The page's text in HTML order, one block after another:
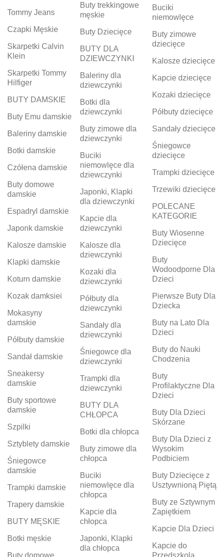
Tommy Jeans
Czapki Męskie
Skarpetki Calvin
Klein
Skarpetki Tommy
Hilfiger
BUTY DAMSKIE
Buty Emu damskie
Baleriny damskie
Botki damskie
Czółena damskie
Buty domowe
damskie
Espadryl damskie
Japonk damskie
Kalosze damskie
Klapki damskie
Koturn damskie
Kozak damksiei
Mokasyny
damskie
Półbuty damskie
Sandał damskie
Sneakersy
damskie
Buty sportowe
damskie
Szpilki
Sztyblety damskie
Śniegowce
damskie
Trampki damskie
Trapery damskie
BUTY MĘSKIE
Botki męskie
Buty domowe
Buty trekkingowe
męskie
Buty Dziecięce
BUTY DLA
DZIEWCZYNKI
Baleriny dla
dziewczynki
Botki dla
dziewczynki
Buty zimowe dla
dziewczynki
Buciki
niemowlęce dla
dziewczynki
Japonki, Klapki
dla dziewczynki
Kapcie dla
dziewczynki
Kalosze dla
dziewczynki
Kozaki dla
dziewczynki
Półbuty dla
dziewczynki
Sandały dla
dziewczynki
Śniegowce dla
dziewczynki
Trampki dla
dziewczynki
BUTY DLA
CHŁOPCA
Botki dla chłopca
Buty zimowe dla
chłopca
Buciki
niemowlęce dla
chłopca
Kapcie dla
chłopca
Japonki, Klapki
dla chłopca
Buciki
niemowlęce
Buty zimowe
dziecięce
Kalosze dziecięce
Kapcie dziecięce
Kozaki dziecięce
Półbuty dziecięce
Sandały dziecięce
Śniegowce
dziecięce
Trampki dziecięce
Trzewiki dziecięce
POLECANE
KATEGORIE
Buty Wiosenne
Dziecięce
Buty
Wodoodporne Dla
Dzieci
Pierwsze Buty Dla
Dziecka
Buty na Lato Dla
Dzieci
Buty do Nauki
Chodzenia
Buty
Profilaktyczne Dla
Dzieci
Buty Dla Dzieci
Skórzane
Buty Dla Dzieci z
Wysokim
Podbiciem
Buty Dziecięce z
Usztywnioną Piętą
Buty ze Sztywnym
Zapiętkiem
Kapcie Dla Dzieci
Kapcie do
Przedszkola